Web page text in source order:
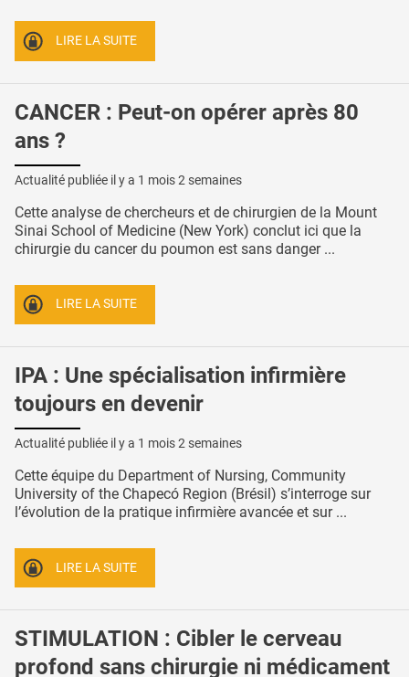
LIRE LA SUITE
CANCER : Peut-on opérer après 80
ans ?
Actualité publiée il y a 1 mois 2 semaines
Cette analyse de chercheurs et de chirurgien de la Mount
Sinai School of Medicine (New York) conclut ici que la
chirurgie du cancer du poumon est sans danger ...
LIRE LA SUITE
IPA : Une spécialisation infirmière
toujours en devenir
Actualité publiée il y a 1 mois 2 semaines
Cette équipe du Department of Nursing, Community
University of the Chapecó Region (Brésil) s’interroge sur
l’évolution de la pratique infirmière avancée et sur ...
LIRE LA SUITE
STIMULATION : Cibler le cerveau
profond sans chirurgie ni médicament